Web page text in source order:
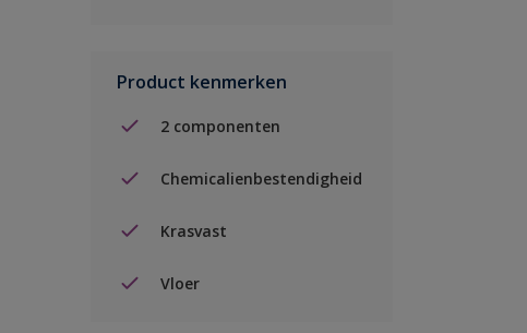
Product kenmerken
2 componenten
Chemicalienbestendigheid
Krasvast
Vloer